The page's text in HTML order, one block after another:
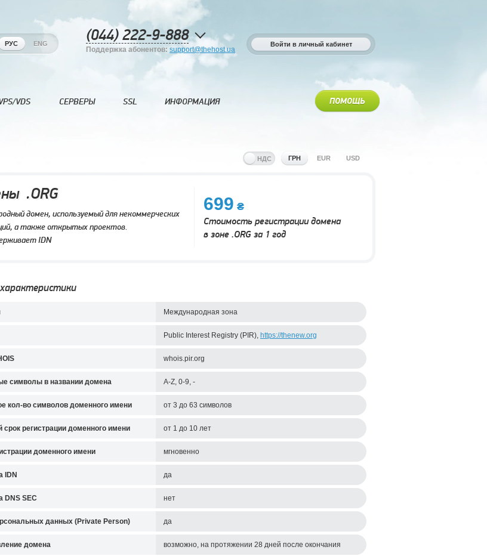
РУС ENG (044) 222-9-888
Поддержка абонентов: support@thehost.ua
Войти в личный кабинет
VDS СЕРВЕРЫ SSL ИНФОРМАЦИЯ ПОМОЩЬ
ГРН EUR USD
.ORG
домен, используемый для некоммерческих
а также открытых проектов.
IDN
699
Стоимость регистрации домена
в зоне .ORG за 1 год
Международная зона
Public Interest Registry (PIR), https://thenew.org
whois.pir.org
символы в названии домена A-Z, 0-9, -
кол-во символов доменного имени от 3 до 63 символов
срок регистрации доменного имени от 1 до 10 лет
доменного имени мгновенно
IDN да
DNS SEC нет
данных (Private Person) да
домена возможно, на протяжении 28 дней после окончания